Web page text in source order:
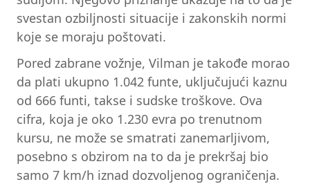
svestan ozbiljnosti situacije i zakonskih normi
koje se moraju poštovati.
Pored zabrane vožnje, Vilman je takođe morao
da plati ukupno 1.042 funte, uključujući kaznu
od 666 funti, takse i sudske troškove. Ova
cifra, koja je oko 1.230 evra po trenutnom
kursu, ne može se smatrati zanemarljivom,
posebno s obzirom na to da je prekršaj bio
samo 7 km/h iznad dozvoljenog ograničenja.